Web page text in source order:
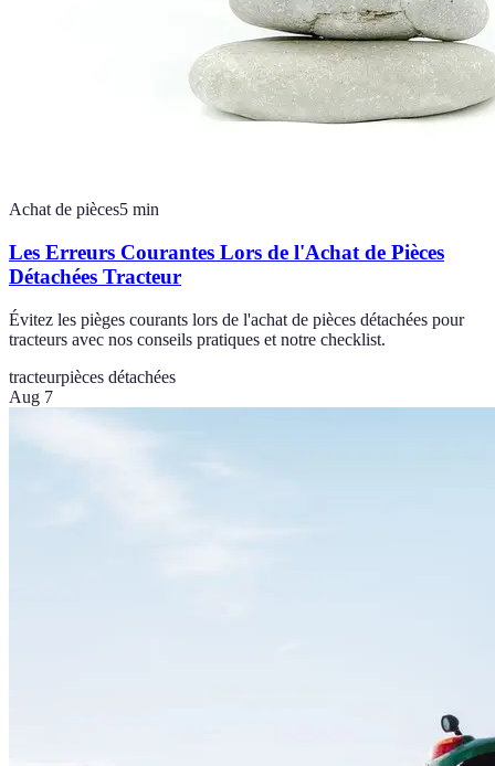
Achat de pièces5 min
Les Erreurs Courantes Lors de l'Achat de Pièces
Détachées Tracteur
Évitez les pièges courants lors de l'achat de pièces détachées pour
tracteurs avec nos conseils pratiques et notre checklist.
tracteurpièces détachées
Aug 7